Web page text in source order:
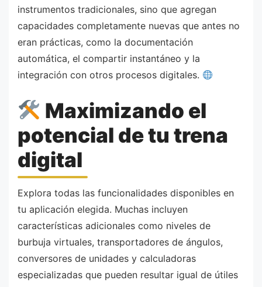
instrumentos tradicionales, sino que agregan
capacidades completamente nuevas que antes no
eran prácticas, como la documentación
automática, el compartir instantáneo y la
integración con otros procesos digitales.
Maximizando el
potencial de tu trena
digital
Explora todas las funcionalidades disponibles en
tu aplicación elegida. Muchas incluyen
características adicionales como niveles de
burbuja virtuales, transportadores de ángulos,
conversores de unidades y calculadoras
especializadas que pueden resultar igual de útiles